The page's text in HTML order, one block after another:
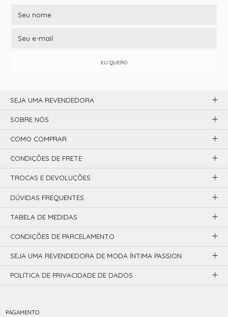
EU QUERO
PAGAMENTO
SEJA UMA REVENDEDORA
SOBRE NÓS
COMO COMPRAR
CONDIÇÕES DE FRETE
TROCAS E DEVOLUÇÕES
DÚVIDAS FREQUENTES
TABELA DE MEDIDAS
CONDIÇÕES DE PARCELAMENTO
SEJA UMA REVENDEDORA DE MODA ÍNTIMA PASSION
POLÍTICA DE PRIVACIDADE DE DADOS